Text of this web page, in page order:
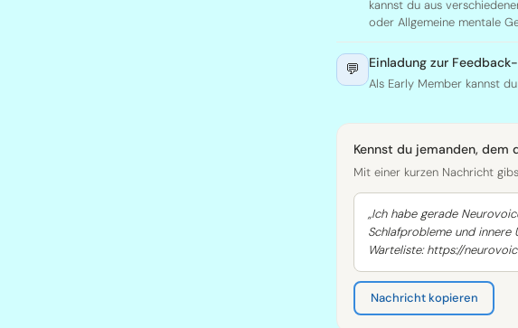
kannst du aus
oder Allgemeine mentale
💬 Einladung zur
Als Early Member kannst
Kennst du jemanden, dem
Mit einer kurzen Nachricht
„Ich habe gerade
Schlafprobleme und innere
Warteliste: https://
Nachricht kopieren